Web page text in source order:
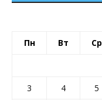
Пн Вт Ср
3
4 5